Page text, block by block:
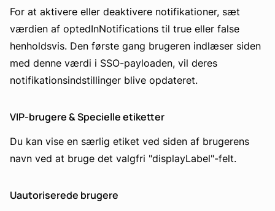
For at aktivere eller deaktivere notifikationer, sæt
værdien af optedInNotifications til true eller false
henholdsvis. Den første gang brugeren indlæser siden
med denne værdi i SSO-payloaden, vil deres
notifikationsindstillinger blive opdateret.
VIP-brugere & Specielle etiketter
Du kan vise en særlig etiket ved siden af brugerens
navn ved at bruge det valgfri "displayLabel"-felt.
Uautoriserede brugere